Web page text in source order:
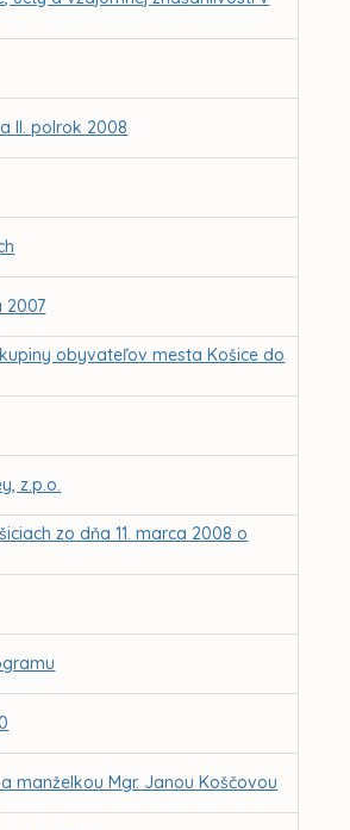
II. polrok 2008
2007
obyvateľov mesta Košice do
z.p.o.
zo dňa 11. marca 2008 o
manželkou Mgr. Janou Koščovou